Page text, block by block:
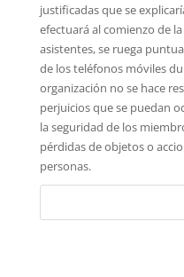
justificadas que se
efectuará al comienzo de
asistentes, se ruega
de los teléfonos móviles
organización no se hace
perjuicios que se puedan
la seguridad de los
pérdidas de objetos o
personas.